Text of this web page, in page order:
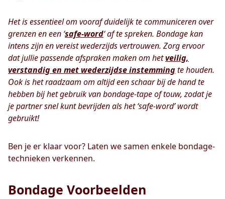
Het is essentieel om vooraf duidelijk te communiceren over
grenzen en een ‘safe-word‘ af te spreken. Bondage kan
intens zijn en vereist wederzijds vertrouwen. Zorg ervoor
dat jullie passende afspraken maken om hetveilig,
verstandig en met wederzijdse instemmingte houden.
Ook is het raadzaam om altijd een schaar bij de hand te
hebben bij het gebruik van bondage-tape of touw, zodat je
je partner snel kunt bevrijden als het ‘safe-word’ wordt
gebruikt!
Ben je er klaar voor? Laten we samen enkele bondage-
technieken verkennen.
Bondage Voorbeelden